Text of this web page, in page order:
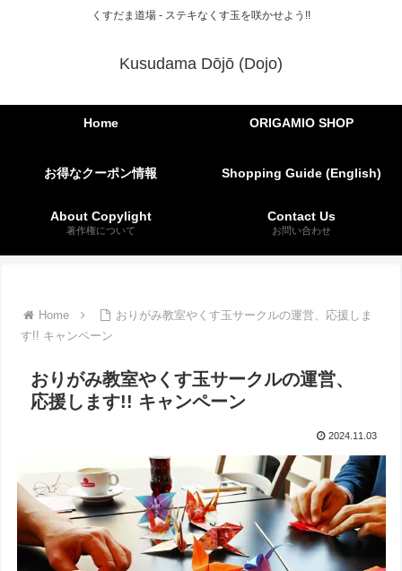
くすだま道場 - ステキなくす玉を咲かせよう!!
Kusudama Dōjō (Dojo)
Home ORIGAMIO SHOP
お得なクーポン情報 Shopping Guide (English)
About Copylight
著作権について
Contact Us
お問い合わせ
Home
おりがみ教室やくす玉サークルの運営、応援しま
す!! キャンペーン
おりがみ教室やくす玉サークルの運営、
応援します!! キャンペーン
2024.11.03